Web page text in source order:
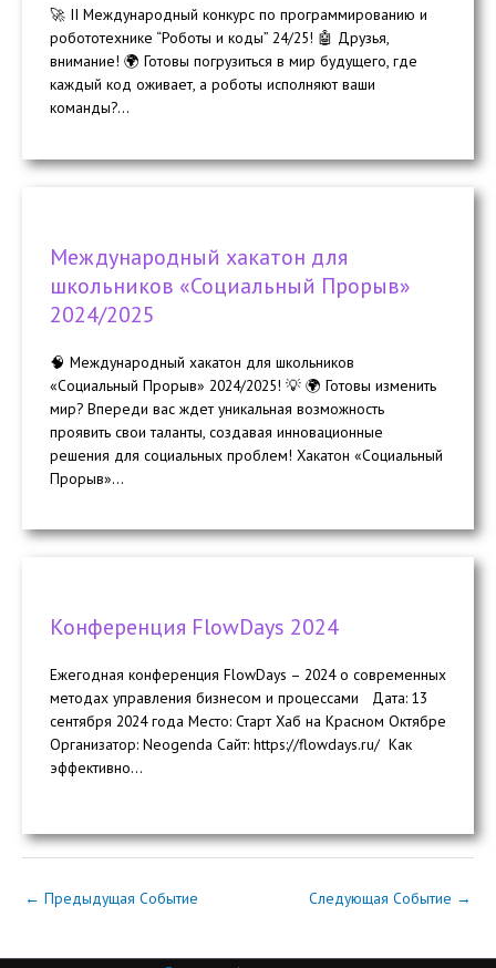
🚀 II Международный конкурс по программированию и
робототехнике “Роботы и коды” 24/25! 🤖 Друзья,
внимание! 🌍 Готовы погрузиться в мир будущего, где
каждый код оживает, а роботы исполняют ваши
команды?...
Международный хакатон для
школьников «Социальный Прорыв»
2024/2025
🧠 Международный хакатон для школьников
«Социальный Прорыв» 2024/2025! 💡 🌍 Готовы изменить
мир? Впереди вас ждет уникальная возможность
проявить свои таланты, создавая инновационные
решения для социальных проблем! Хакатон «Социальный
Прорыв»...
Конференция FlowDays 2024
Ежегодная конференция FlowDays – 2024 о современных
методах управления бизнесом и процессами Дата: 13
сентября 2024 года Место: Старт Хаб на Красном Октябре
Организатор: Neogenda Сайт: https://flowdays.ru/ Как
эффективно...
← Предыдущая Событие Следующая Событие →